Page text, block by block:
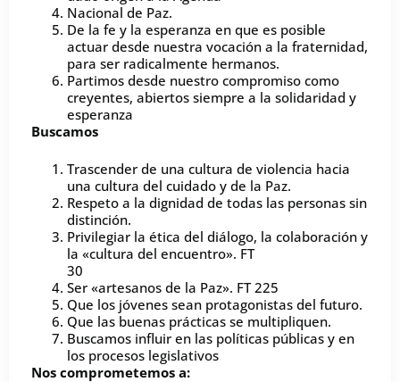
Nacional de Paz.
De la fe y la esperanza en que es posible
actuar desde nuestra vocación a la fraternidad,
para ser radicalmente hermanos.
Partimos desde nuestro compromiso como
creyentes, abiertos siempre a la solidaridad y
esperanza
Buscamos
Trascender de una cultura de violencia hacia
una cultura del cuidado y de la Paz.
Respeto a la dignidad de todas las personas sin
distinción.
Privilegiar la ética del diálogo, la colaboración y
la «cultura del encuentro». FT
30
Ser «artesanos de la Paz». FT 225
Que los jóvenes sean protagonistas del futuro.
Que las buenas prácticas se multipliquen.
Buscamos influir en las políticas públicas y en
los procesos legislativos
Nos comprometemos a: